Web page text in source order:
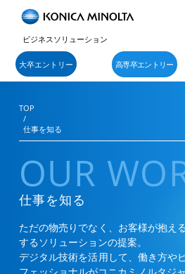
ビジネスソリューション
大卒エントリー 高専卒エントリー
TOP
/
仕事を知る
OUR
仕事を知る
ただの物売りでなく、お客様が抱え
するソリューションの提案。
デジタル技術を活⽤して、働き⽅や
フェッショナルがコニカミノルタジャ